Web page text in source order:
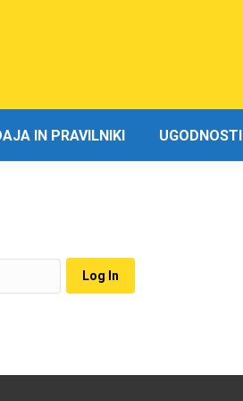
IN PRAVILNIKI UGODNOSTI